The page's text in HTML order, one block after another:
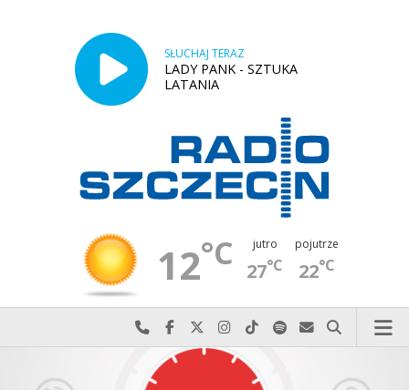
SŁUCHAJ TERAZ
LADY PANK - SZTUKA
LATANIA
12°C jutro
27°C
pojutrze
22°C
Najlepiej po prostu do nas zadzwoń
Odwiedź nas na Facebook-u
Odwiedź nas na X
Odwiedź nas na Instagram-ie
Odwiedź nas na TikTok-u
Szukaj nas na Spotify
Wyślij do nas
Szukaj